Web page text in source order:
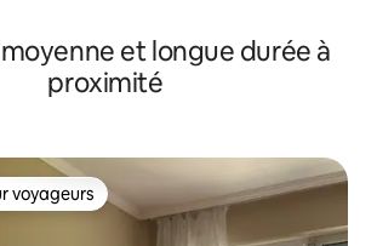
et longue durée à
proximité
les plus appréciés
voyageurs